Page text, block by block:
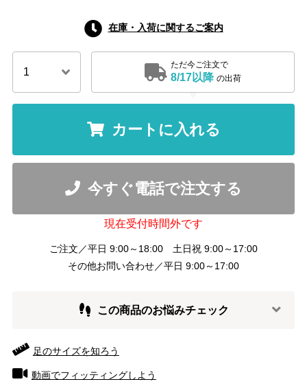
在庫・入荷に関するご案内
ただ今ご注文で
8/17以降 の出荷
カートに入れる
今すぐ電話で注文する
現在受付時間外です
ご注文／平日 9:00～18:00 土日祝 9:00～17:00
その他お問い合わせ／平日 9:00～17:00
この商品のお悩みチェック
足のサイズを知ろう
動画でフィッティングしよう